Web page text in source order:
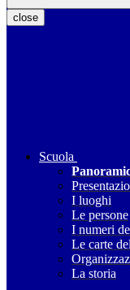
close
Scuola
I luoghi
Le persone
I numeri
Le carte
La storia